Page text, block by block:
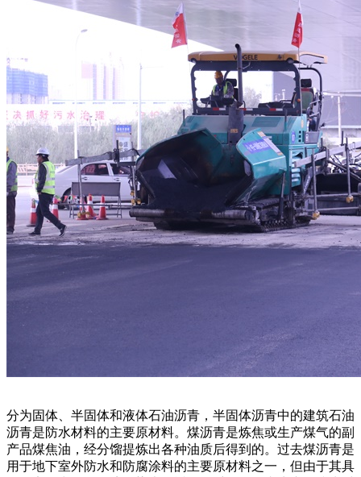
分为固体、半固体和液体石油沥青，半固体沥青中的建筑石油
沥青是防水材料的主要原材料。煤沥青是炼焦或生产煤气的副
产品煤焦油，经分馏提炼出各种油质后得到的。过去煤沥青是
用于地下室外防水和防腐涂料的主要原材料之一，但由于其具